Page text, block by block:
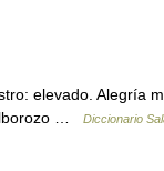
elevado. Alegría
…
Diccionario